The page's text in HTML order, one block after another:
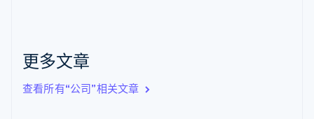
更多文章
查看所有“公司”相关文章
English
克罗地亚
EnglishItaliano